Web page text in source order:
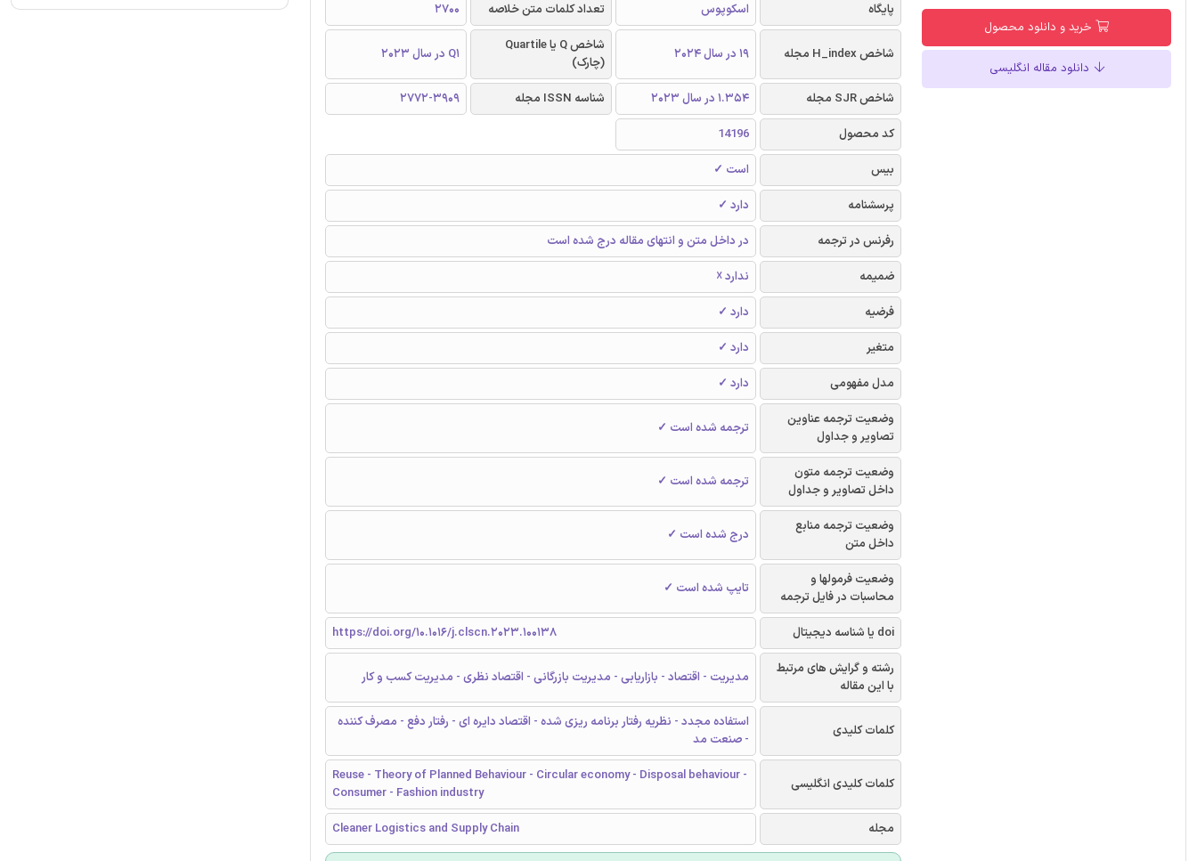
خرید و دانلود محصول
دانلود مقاله انگلیسی
پایگاه اسکوپوس تعداد کلمات متن خلاصه 2700
شاخص H_index مجله 19 در سال 2024
شاخص Q یا Quartile
(چارک)
Q1 در سال 2023
شاخص SJR مجله 1.354 در سال 2023 شناسه ISSN مجله
2772-3909
کد محصول
14196
بیس
است ✓
پرسشنامه
دارد ✓
رفرنس در ترجمه
در داخل متن و انتهای مقاله درج شده است
ضمیمه
ندارد ☓
فرضیه
دارد ✓
متغیر
دارد ✓
مدل مفهومی
دارد ✓
وضعیت ترجمه عناوین
تصاویر و جداول
ترجمه شده است ✓
وضعیت ترجمه متون
داخل تصاویر و جداول
ترجمه شده است ✓
وضعیت ترجمه منابع
داخل متن
درج شده است ✓
وضعیت فرمولها و
محاسبات در فایل ترجمه
تایپ شده است ✓
doi یا شناسه دیجیتال
https://doi.org/10.1016/j.clscn.2023.100138
رشته و گرایش های مرتبط
با این مقاله
مدیریت - اقتصاد - بازاریابی - مدیریت بازرگانی - اقتصاد نظری - مدیریت کسب و کار
کلمات کلیدی
استفاده مجدد - نظریه رفتار برنامه ریزی شده - اقتصاد دایره ای - رفتار دفع - مصرف کننده
- صنعت مد
کلمات کلیدی انگلیسی
Reuse - Theory of Planned Behaviour - Circular economy - Disposal behaviour -
Consumer - Fashion industry
مجله
Cleaner Logistics and Supply Chain